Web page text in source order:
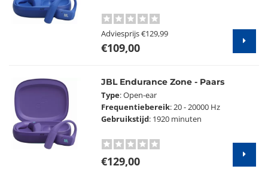
Adviesprijs€129,99
€109,00
JBL Endurance Zone - Paars
Type: Open-ear
Frequentiebereik: 20 - 20000 Hz
Gebruikstijd: 1920 minuten
€129,00